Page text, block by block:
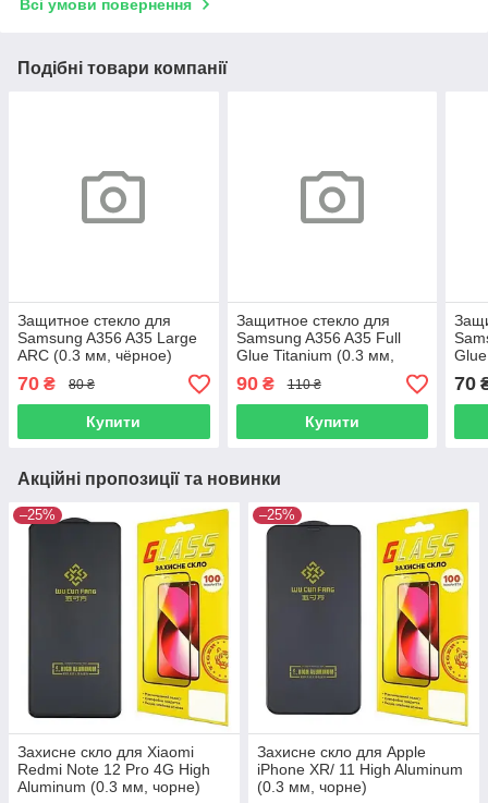
Всі умови повернення
Подібні товари компанії
Защитное стекло для
Samsung A356 A35 Large
ARC (0.3 мм, чёрное)
70 ₴ 80 ₴
Купити
Защитное стекло для
Samsung A356 A35 Full
Glue Titanium (0.3 мм,
90₴ 110 ₴
Купити
70
Акційні пропозиції та новинки
–25%
Захисне скло для Xiaomi
Redmi Note 12 Pro 4G High
Aluminum (0.3 мм, чорне)
–25%
Захисне скло для Apple
iPhone XR/ 11 High Aluminum
(0.3 мм, чорне)